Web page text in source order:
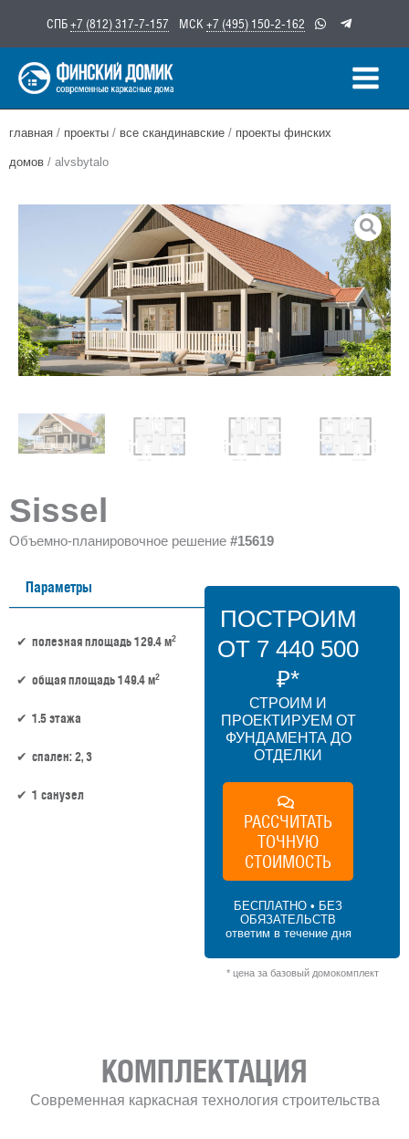
содержимому
СПБ+7 (812) 317-7-157 МСК +7 (495) 150-2-162
главная / проекты / все скандинавские / проекты финских
домов / alvsbytalo
Sissel
Объемно-планировочное решение #15619
Параметры
полезная площадь 129.4 м2
общая площадь 149.4 м2
1.5 этажа
спален: 2, 3
1 санузел
ПОСТРОИМ
ОТ 7 440 500
₽*
СТРОИМ И
ПРОЕКТИРУЕМ ОТ
ФУНДАМЕНТА ДО
ОТДЕЛКИ
РАССЧИТАТЬ
ТОЧНУЮ
СТОИМОСТЬ
БЕСПЛАТНО • БЕЗ
ОБЯЗАТЕЛЬСТВ
ответим в течение дня
* цена за базовый домокомплект
КОМПЛЕКТАЦИЯ
Современная каркасная технология строительства